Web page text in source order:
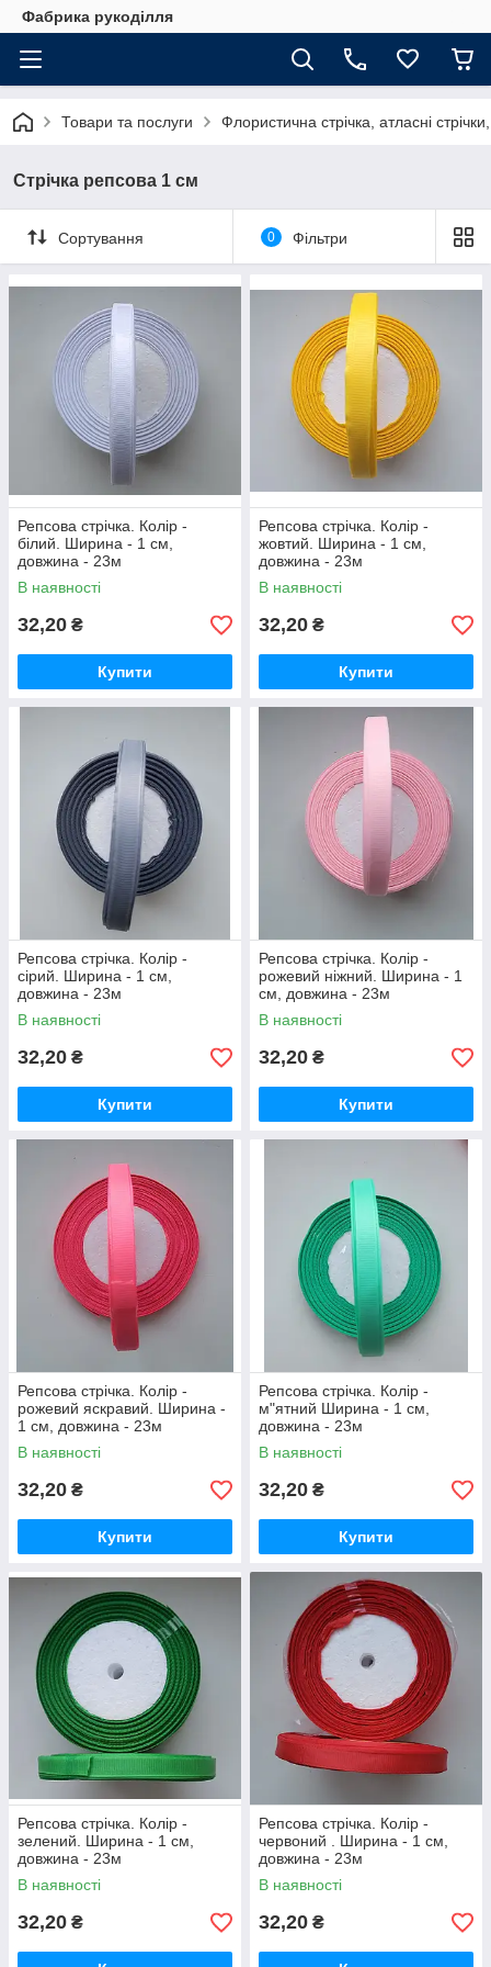
Фабрика рукоділля
Товари та послуги Флористична стрічка, атласні
Стрічка репсова 1 см
Сортування 0 Фільтри
Репсова стрічка. Колір -
білий. Ширина - 1 см,
довжина - 23м
В наявності
32,20 ₴
Купити
Репсова стрічка. Колір -
жовтий. Ширина - 1 см,
довжина - 23м
В наявності
32,20 ₴
Купити
Репсова стрічка. Колір -
сірий. Ширина - 1 см,
довжина - 23м
В наявності
32,20 ₴
Купити
Репсова стрічка. Колір -
рожевий ніжний. Ширина - 1
см, довжина - 23м
В наявності
32,20 ₴
Купити
Репсова стрічка. Колір -
рожевий яскравий. Ширина -
1 см, довжина - 23м
В наявності
32,20 ₴
Купити
Репсова стрічка. Колір -
м"ятний Ширина - 1 см,
довжина - 23м
В наявності
32,20 ₴
Купити
Репсова стрічка. Колір -
зелений. Ширина - 1 см,
довжина - 23м
В наявності
32,20 ₴
Репсова стрічка. Колір -
червоний . Ширина - 1 см,
довжина - 23м
В наявності
32,20 ₴